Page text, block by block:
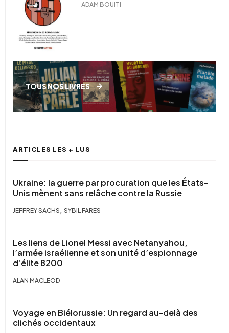
ADAM BOUITI
TOUS NOS LIVRES
ARTICLES LES + LUS
Ukraine: la guerre par procuration que les États-
Unis mènent sans relâche contre la Russie
JEFFREY SACHS , SYBIL FARES
Les liens de Lionel Messi avec Netanyahou,
l’armée israélienne et son unité d’espionnage
d’élite 8200
ALAN MACLEOD
Voyage en Biélorussie: Un regard au-delà des
clichés occidentaux